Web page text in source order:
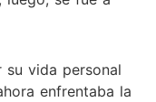
su vida personal
enfrentaba la